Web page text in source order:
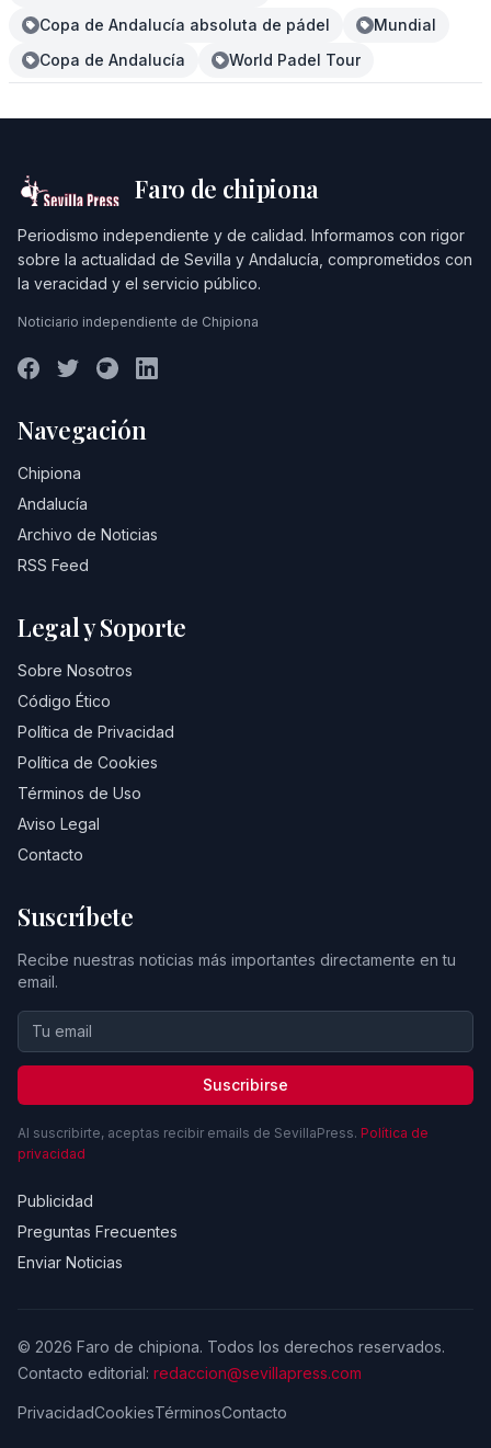
Copa de Andalucía absoluta de pádel
Mundial
Copa de Andalucía
World Padel Tour
Faro de chipiona
Periodismo independiente y de calidad. Informamos con rigor
sobre la actualidad de Sevilla y Andalucía, comprometidos con
la veracidad y el servicio público.
Noticiario independiente de Chipiona
Navegación
Chipiona
Andalucía
Archivo de Noticias
RSS Feed
Legal y Soporte
Sobre Nosotros
Código Ético
Política de Privacidad
Política de Cookies
Términos de Uso
Aviso Legal
Contacto
Suscríbete
Recibe nuestras noticias más importantes directamente en tu
email.
Suscribirse
Al suscribirte, aceptas recibir emails de SevillaPress. Política de
privacidad
Publicidad
Preguntas Frecuentes
Enviar Noticias
© 2026 Faro de chipiona. Todos los derechos reservados.
Contacto editorial: redaccion@sevillapress.com
PrivacidadCookiesTérminosContacto